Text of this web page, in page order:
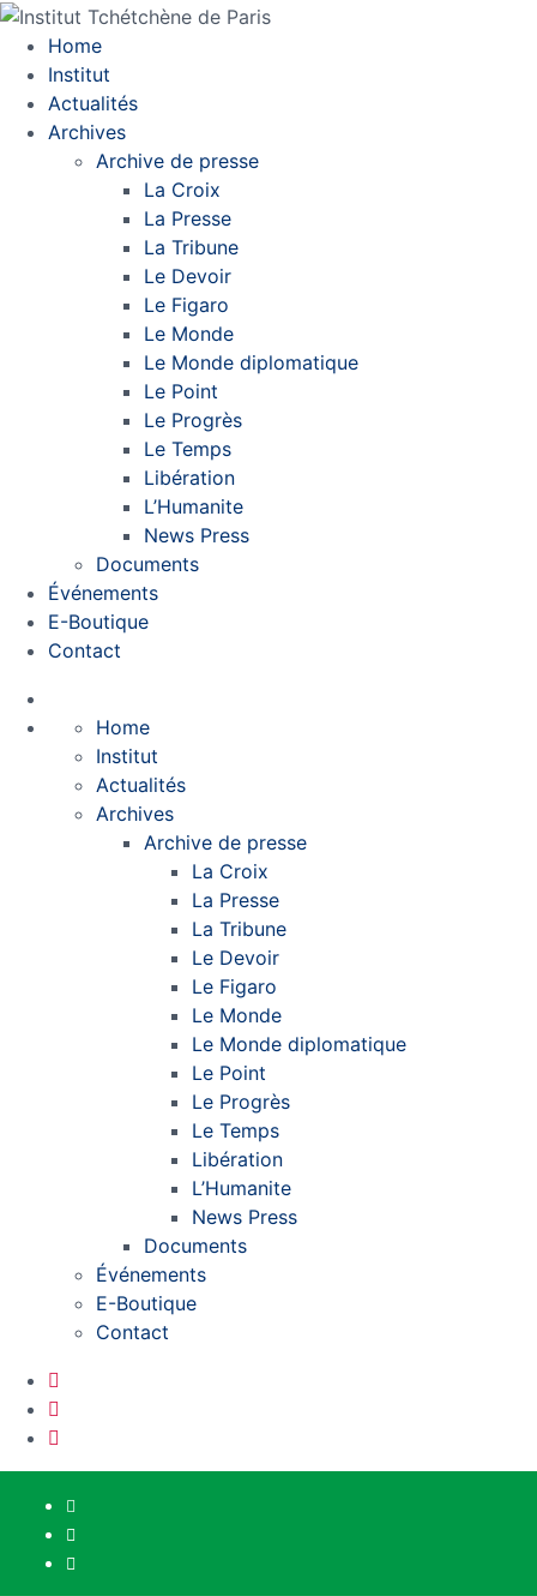
Home
Institut
Actualités
Archives
Archive de presse
La Croix
La Presse
La Tribune
Le Devoir
Le Figaro
Le Monde
Le Monde diplomatique
Le Point
Le Progrès
Le Temps
Libération
L’Humanite
News Press
Documents
Événements
E-Boutique
Contact
Home
Institut
Actualités
Archives
Archive de presse
La Croix
La Presse
La Tribune
Le Devoir
Le Figaro
Le Monde
Le Monde diplomatique
Le Point
Le Progrès
Le Temps
Libération
L’Humanite
News Press
Documents
Événements
E-Boutique
Contact